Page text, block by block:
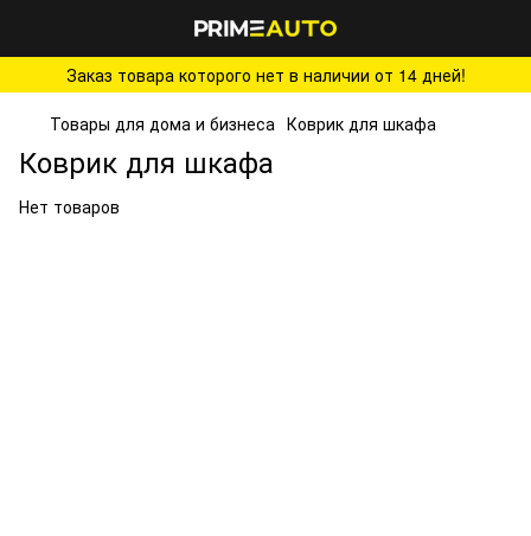
Заказ товара которого нет в наличии от 14 дней!
Товары для дома и бизнеса Коврик для шкафа
Коврик для шкафа
Нет товаров